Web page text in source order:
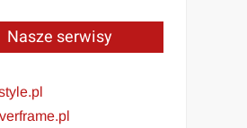
Nasze serwisy